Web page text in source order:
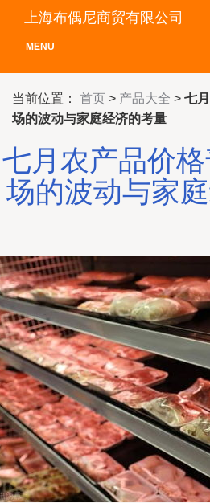
上海布偶尼商贸有限公司
MENU
当前位置： 首页 > 产品大全 > 七
场的波动与家庭经济的考量
七月农产品价
场的波动与家